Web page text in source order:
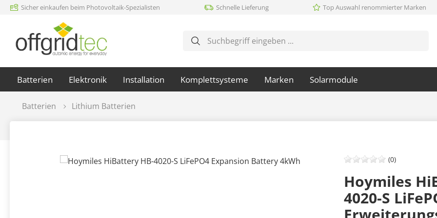
Hauptinhalt springen
Zur Suche springen
Zur Hauptnavigation springen
Sicher einkaufen beim Photovoltaik-Spezialisten Schnelle Lieferung Top Auswahl renommierter Marken
Batterien Elektronik Installation Komplettsysteme Marken Solarmodule
Batterien Lithium Batterien
Hoymiles
4020-S
(0)
Bildergalerie überspringen